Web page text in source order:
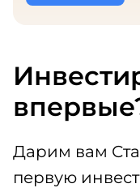
Дарим вам
первую